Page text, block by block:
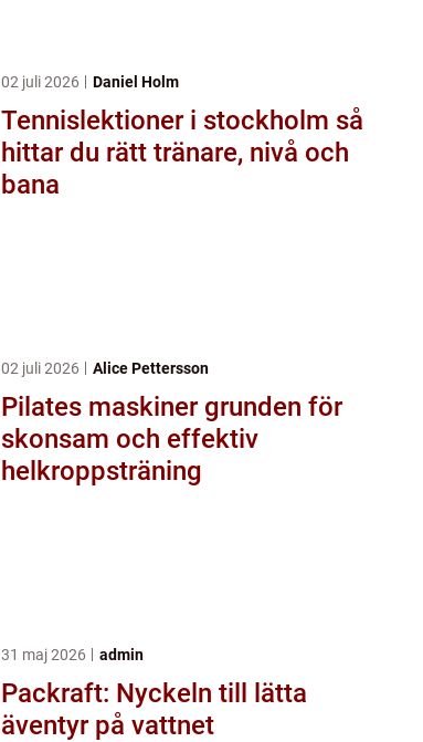
02 juli 2026 Daniel Holm
Tennislektioner i stockholm så
hittar du rätt tränare, nivå och
bana
02 juli 2026 Alice Pettersson
Pilates maskiner grunden för
skonsam och effektiv
helkroppsträning
31 maj 2026 admin
Packraft: Nyckeln till lätta
äventyr på vattnet